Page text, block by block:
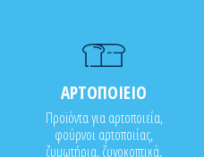
ΑΡΤΟΠΟΙΕΙΟ
Προϊόντα για αρτοποιεία,
φούρνοι αρτοποιίας,
ζυμωτήρια, ζυγοκοπτικά,